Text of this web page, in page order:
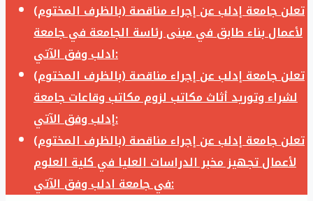
تعلن جامعة إدلب عن إجراء مناقصة (بالظرف المختوم)
لأعمال بناء طابق في مبنى رئاسة الجامعة في جامعة
ادلب وفق الآتي:
تعلن جامعة إدلب عن إجراء مناقصة (بالظرف المختوم)
لشراء وتوريد أثاث مكاتب لزوم مكاتب وقاعات جامعة
إدلب وفق الآتي:
تعلن جامعة إدلب عن إجراء مناقصة (بالظرف المختوم)
لأعمال تجهيز مخبر الدراسات العليا في كلية العلوم
في جامعة ادلب وفق الآتي: